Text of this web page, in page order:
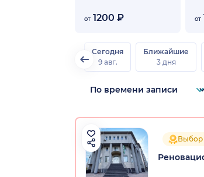
от 1200 ₽ от
Сегодня
9 авг.
Ближайшие
3 дня
Выбор